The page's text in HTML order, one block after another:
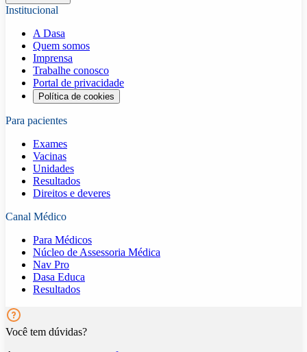
Institucional
A Dasa
Quem somos
Imprensa
Trabalhe conosco
Portal de privacidade
Política de cookies
Para pacientes
Exames
Vacinas
Unidades
Resultados
Direitos e deveres
Canal Médico
Para Médicos
Núcleo de Assessoria Médica
Nav Pro
Dasa Educa
Resultados
Você tem dúvidas?